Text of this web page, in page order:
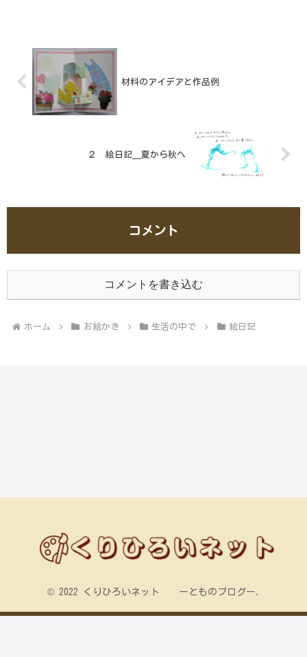
材料のアイデアと作品例
２ 絵日記＿夏から秋へ
コメント
コメントを書き込む
ホーム お絵かき 生活の中で 絵日記
© 2022 くりひろいネット ーとものブログー.